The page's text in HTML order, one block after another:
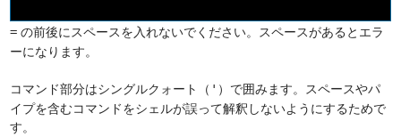
= の前後にスペースを入れないでください。スペースがあるとエラ
ーになります。
コマンド部分はシングルクォート（ ' ）で囲みます。スペースやパ
イプを含むコマンドをシェルが誤って解釈しないようにするためで
す。